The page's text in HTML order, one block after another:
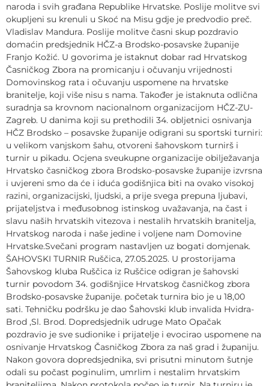
naroda i svih građana Republike Hrvatske. Poslije molitve svi
okupljeni su krenuli u Skoć na Misu gdje je predvodio preč.
Vladislav Mandura. Poslije molitve časni skup pozdravio
domaćin predsjednik HČZ-a Brodsko-posavske županije
Franjo Kožić. U govorima je istaknut dobar rad Hrvatskog
Časničkog Zbora na promicanju i očuvanju vrijednosti
Domovinskog rata i očuvanju uspomene na hrvatske
branitelje, koji više nisu s nama. Također je istaknuta odlična
suradnja sa krovnom nacionalnom organizacijom HČZ-ZU-
Zagreb. U danima koji su prethodili 34. obljetnici osnivanja
HČZ Brodsko – posavske županije odigrani su sportski turniri:
u velikom vanjskom šahu, otvoreni šahovskom turnirš i
turnir u pikadu. Ocjena sveukupne organizacije obilježavanja
Hrvatsko časničkog zbora Brodsko-posavske županije izvrsna
i uvjereni smo da će i iduća godišnjica biti na ovako visokoj
razini, organizacijski, ljudski, a prije svega prepuna ljubavi,
prijateljstva i međusobnog istinskog uvažavanja, na čast i
slavu naših hrvatskih vitezova i nestalih hrvatskih branitelja,
Hrvatskog naroda i naše jedine i voljene nam Domovine
Hrvatske.Svečani program nastavljen uz bogati domjenak.
ŠAHOVSKI TURNIR Ruščica, 27.05.2025. U prostorijama
Šahovskog kluba Ruščica iz Ruščice odigran je šahovski
turnir povodom 34. godišnjice Hrvatskog časničkog zbora
Brodsko-posavske županije. početak turnira bio je u 18,00
sati. Tehničku podršku je dao Šahovski klub invalida Hvidra-
Brod ,Sl. Brod. Dopredsjednik udruge Mato Opačak
pozdravio je sve sudionike i prijatelje i evocirao uspomene na
osnivanje Hrvatskog Časničkog Zbora za naš grad i županiju.
Nakon govora dopredsjednika, svi prisutni minutom šutnje
odali su počast poginulim, umrlim i nestalim hrvatskim